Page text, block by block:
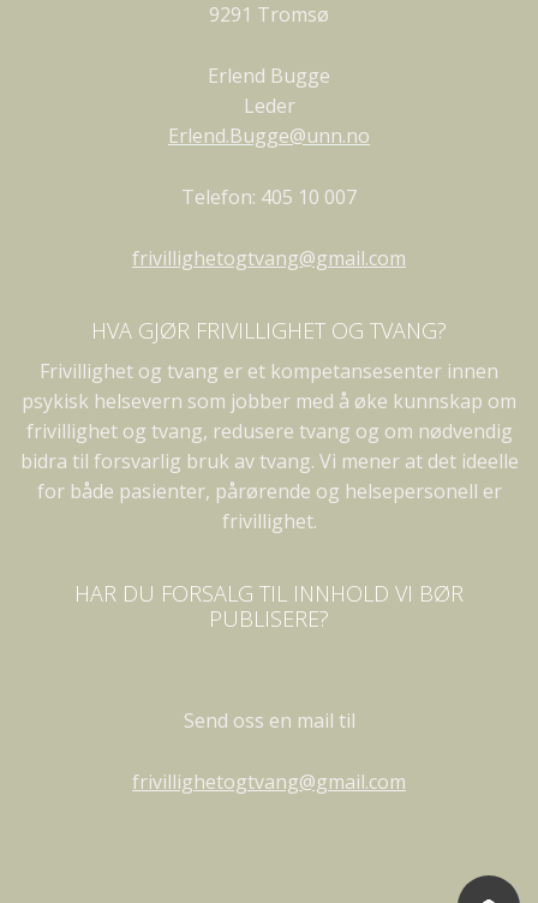
9291 Tromsø
Erlend Bugge
Leder
Erlend.Bugge@unn.no
Telefon: 405 10 007
frivillighetogtvang@gmail.com
HVA GJØR FRIVILLIGHET OG TVANG?
Frivillighet og tvang er et kompetansesenter innen
psykisk helsevern som jobber med å øke kunnskap om
frivillighet og tvang, redusere tvang og om nødvendig
bidra til forsvarlig bruk av tvang. Vi mener at det ideelle
for både pasienter, pårørende og helsepersonell er
frivillighet.
HAR DU FORSALG TIL INNHOLD VI BØR
PUBLISERE?
Send oss en mail til
frivillighetogtvang@gmail.com